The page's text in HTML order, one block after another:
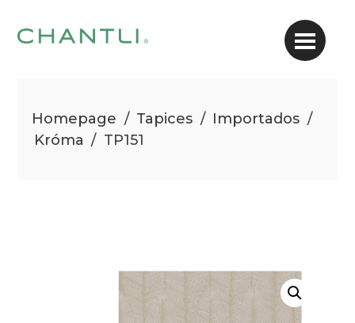
Homepage / Tapices / Importados /
Króma / TP151